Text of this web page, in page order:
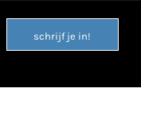
schrijf je in!